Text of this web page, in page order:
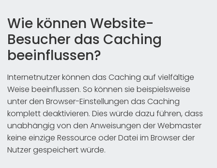
Wie können Website-
Besucher das Caching
beeinflussen?
Internetnutzer können das Caching auf vielfältige
Weise beeinflussen. So können sie beispielsweise
unter den Browser-Einstellungen das Caching
komplett deaktivieren. Dies würde dazu führen, dass
unabhängig von den Anweisungen der Webmaster
keine einzige Ressource oder Datei im Browser der
Nutzer gespeichert würde.